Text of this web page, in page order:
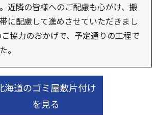
近隣の皆様へのご配慮も心がけ、搬
に配慮して進めさせていただきまし
協力のおかげで、予定通りの工程で
。
海道のゴミ屋敷片付け
を見る